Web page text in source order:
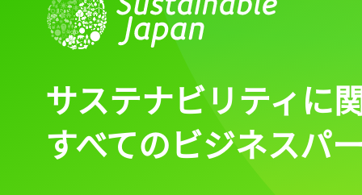
サステナビリティに
すべてのビジネスパ